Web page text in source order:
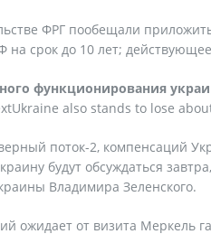
ФРГ пообещали
на срок до 10 лет;
функционирования
also stands to lose
поток-2, компенсаций
будут обсуждаться
Владимира Зеленского.
ожидает от визита Меркель